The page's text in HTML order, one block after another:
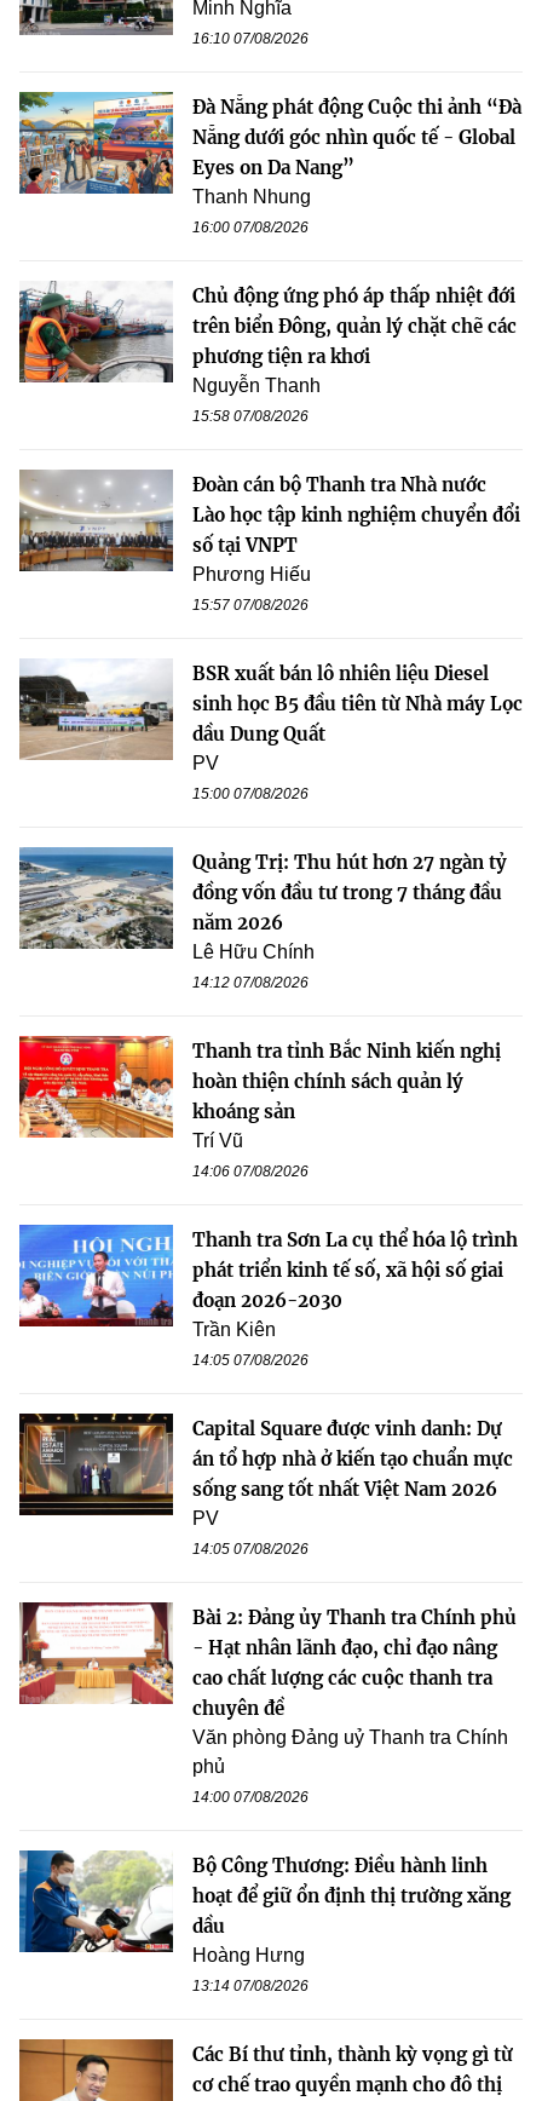
Minh Nghĩa
16:10 07/08/2026
Đà Nẵng phát động Cuộc thi ảnh “Đà
Nẵng dưới góc nhìn quốc tế - Global
Eyes on Da Nang”
Thanh Nhung
16:00 07/08/2026
Chủ động ứng phó áp thấp nhiệt đới
trên biển Đông, quản lý chặt chẽ các
phương tiện ra khơi
Nguyễn Thanh
15:58 07/08/2026
Đoàn cán bộ Thanh tra Nhà nước
Lào học tập kinh nghiệm chuyển đổi
số tại VNPT
Phương Hiếu
15:57 07/08/2026
BSR xuất bán lô nhiên liệu Diesel
sinh học B5 đầu tiên từ Nhà máy Lọc
dầu Dung Quất
PV
15:00 07/08/2026
Quảng Trị: Thu hút hơn 27 ngàn tỷ
đồng vốn đầu tư trong 7 tháng đầu
năm 2026
Lê Hữu Chính
14:12 07/08/2026
Thanh tra tỉnh Bắc Ninh kiến nghị
hoàn thiện chính sách quản lý
khoáng sản
Trí Vũ
14:06 07/08/2026
Thanh tra Sơn La cụ thể hóa lộ trình
phát triển kinh tế số, xã hội số giai
đoạn 2026-2030
Trần Kiên
14:05 07/08/2026
Capital Square được vinh danh: Dự
án tổ hợp nhà ở kiến tạo chuẩn mực
sống sang tốt nhất Việt Nam 2026
PV
14:05 07/08/2026
Bài 2: Đảng ủy Thanh tra Chính phủ
- Hạt nhân lãnh đạo, chỉ đạo nâng
cao chất lượng các cuộc thanh tra
chuyên đề
Văn phòng Đảng uỷ Thanh tra Chính
phủ
14:00 07/08/2026
Bộ Công Thương: Điều hành linh
hoạt để giữ ổn định thị trường xăng
dầu
Hoàng Hưng
13:14 07/08/2026
Các Bí thư tỉnh, thành kỳ vọng gì từ
cơ chế trao quyền mạnh cho đô thị